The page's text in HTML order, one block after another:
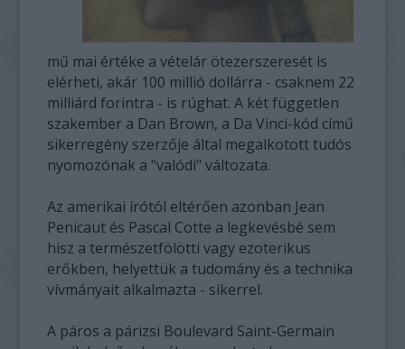
mű mai értéke a vételár ötezerszeresét is
elérheti, akár 100 millió dollárra - csaknem 22
milliárd forintra - is rúghat. A két független
szakember a Dan Brown, a Da Vinci-kód című
sikerregény szerzője által megalkotott tudós
nyomozónak a "valódi" változata.
Az amerikai írótól eltérően azonban Jean
Penicaut és Pascal Cotte a legkevésbé sem
hisz a természetfölötti vagy ezoterikus
erőkben, helyettük a tudomány és a technika
vívmányait alkalmazta - sikerrel.
A páros a párizsi Boulevard Saint-Germain